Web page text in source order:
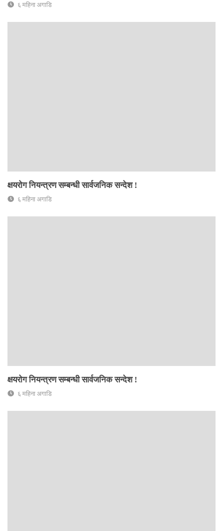
६ महिना अगाडि
क्षयरोग नियन्त्रण सम्बन्धी सार्वजनिक सन्देश !
६ महिना अगाडि
क्षयरोग नियन्त्रण सम्बन्धी सार्वजनिक सन्देश !
६ महिना अगाडि